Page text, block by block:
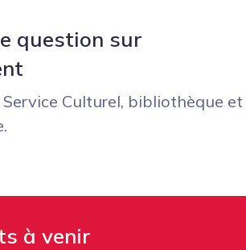
question sur
Service Culturel, bibliothèque et
à venir